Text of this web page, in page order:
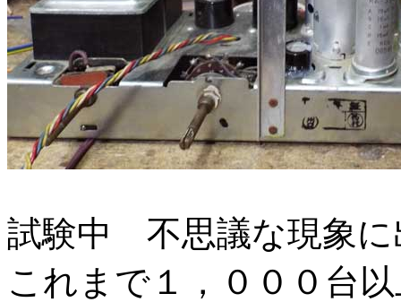
試験中 不思議な現象に
これまで１，０００台